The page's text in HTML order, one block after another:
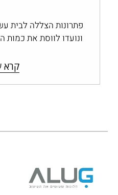
פתרונות הצללה לבית
ונועדו לווסת את כמות
קרא